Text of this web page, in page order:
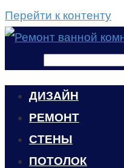
Перейти к контенту
ДИЗАЙН
РЕМОНТ
СТЕНЫ
ПОТОЛОК